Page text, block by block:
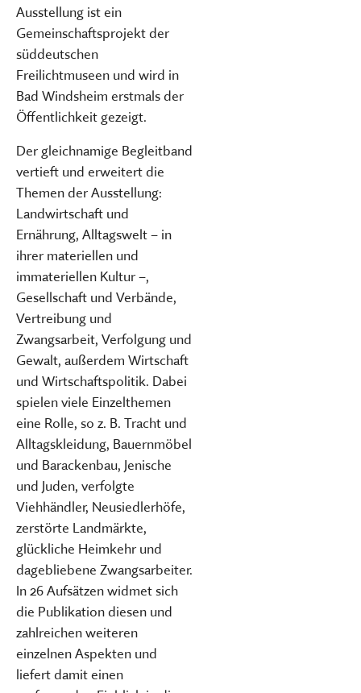
Ausstellung ist ein
Gemeinschaftsprojekt der
süddeutschen
Freilichtmuseen und wird in
Bad Windsheim erstmals der
Öffentlichkeit gezeigt.
Der gleichnamige Begleitband
vertieft und erweitert die
Themen der Ausstellung:
Landwirtschaft und
Ernährung, Alltagswelt – in
ihrer materiellen und
immateriellen Kultur –,
Gesellschaft und Verbände,
Vertreibung und
Zwangsarbeit, Verfolgung und
Gewalt, außerdem Wirtschaft
und Wirtschaftspolitik. Dabei
spielen viele Einzelthemen
eine Rolle, so z. B. Tracht und
Alltagskleidung, Bauernmöbel
und Barackenbau, Jenische
und Juden, verfolgte
Viehhändler, Neusiedlerhöfe,
zerstörte Landmärkte,
glückliche Heimkehr und
dagebliebene Zwangsarbeiter.
In 26 Aufsätzen widmet sich
die Publikation diesen und
zahlreichen weiteren
einzelnen Aspekten und
liefert damit einen